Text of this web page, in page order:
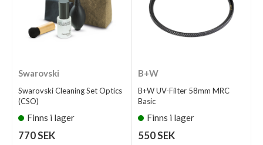
Swarovski
Swarovski Cleaning Set Optics
(CSO)
Finns i lager
770 SEK
B+W
B+W UV-Filter 58mm MRC
Basic
Finns i lager
550 SEK